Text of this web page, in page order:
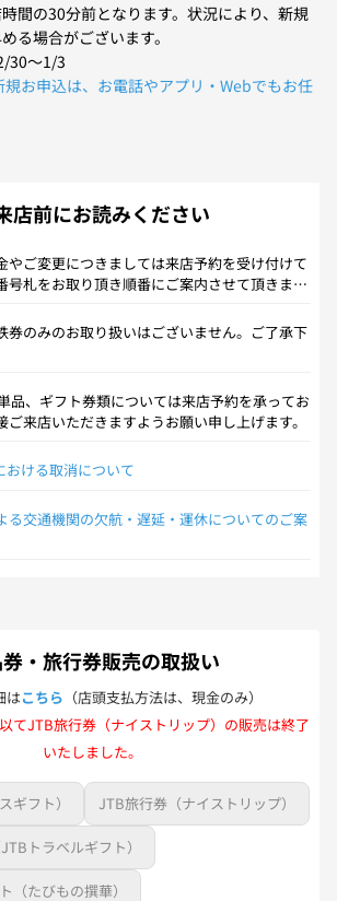
間の30分前となります。状況により、新規
る場合がございます。
30～1/3
お申込は、お電話やアプリ・Webでもお任
店前にお読みください
やご変更につきましては来店予約を受け付けて
号札をお取り頂き順番にご案内させて頂きま
券のみのお取り扱いはございません。ご了承下
品、ギフト券類については来店予約を承ってお
ご来店いただきますようお願い申し上げます。
ける取消について
る交通機関の欠航・遅延・運休についてのご案
・旅行券販売の取扱い
はこちら （店頭支払方法は、現金のみ）
てJTB旅行券（ナイストリップ）の販売は終了
いたしました。
ギフト） JTB旅行券（ナイストリップ）
トラベルギフト）
（たびもの撰華）